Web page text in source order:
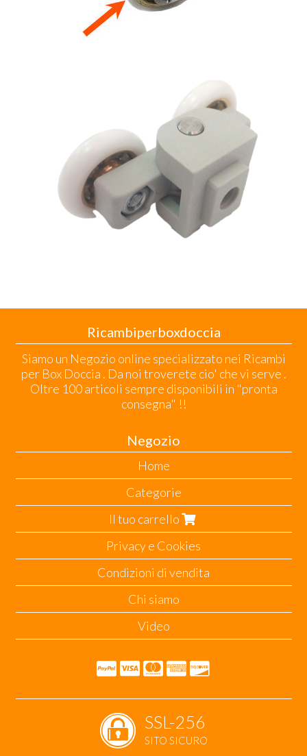
Ricambiperboxdoccia
Siamo un Negozio online specializzato nei Ricambi
per Box Doccia . Da noi troverete cio' che vi serve .
Oltre 100 articoli sempre disponibili in "pronta
consegna" !!
Negozio
Home
Categorie
Il tuo carrello
Privacy e Cookies
Condizioni di vendita
Chi siamo
Video
SSL-256
SITO SICURO